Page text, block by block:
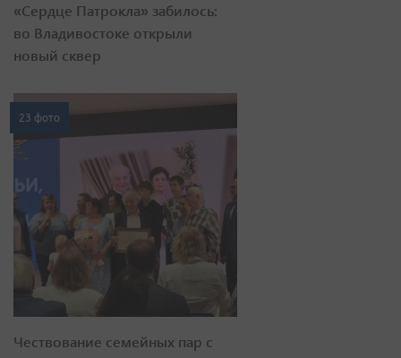
«Сердце Патрокла» забилось:
во Владивостоке открыли
новый сквер
23 фото
Чествование семейных пар с